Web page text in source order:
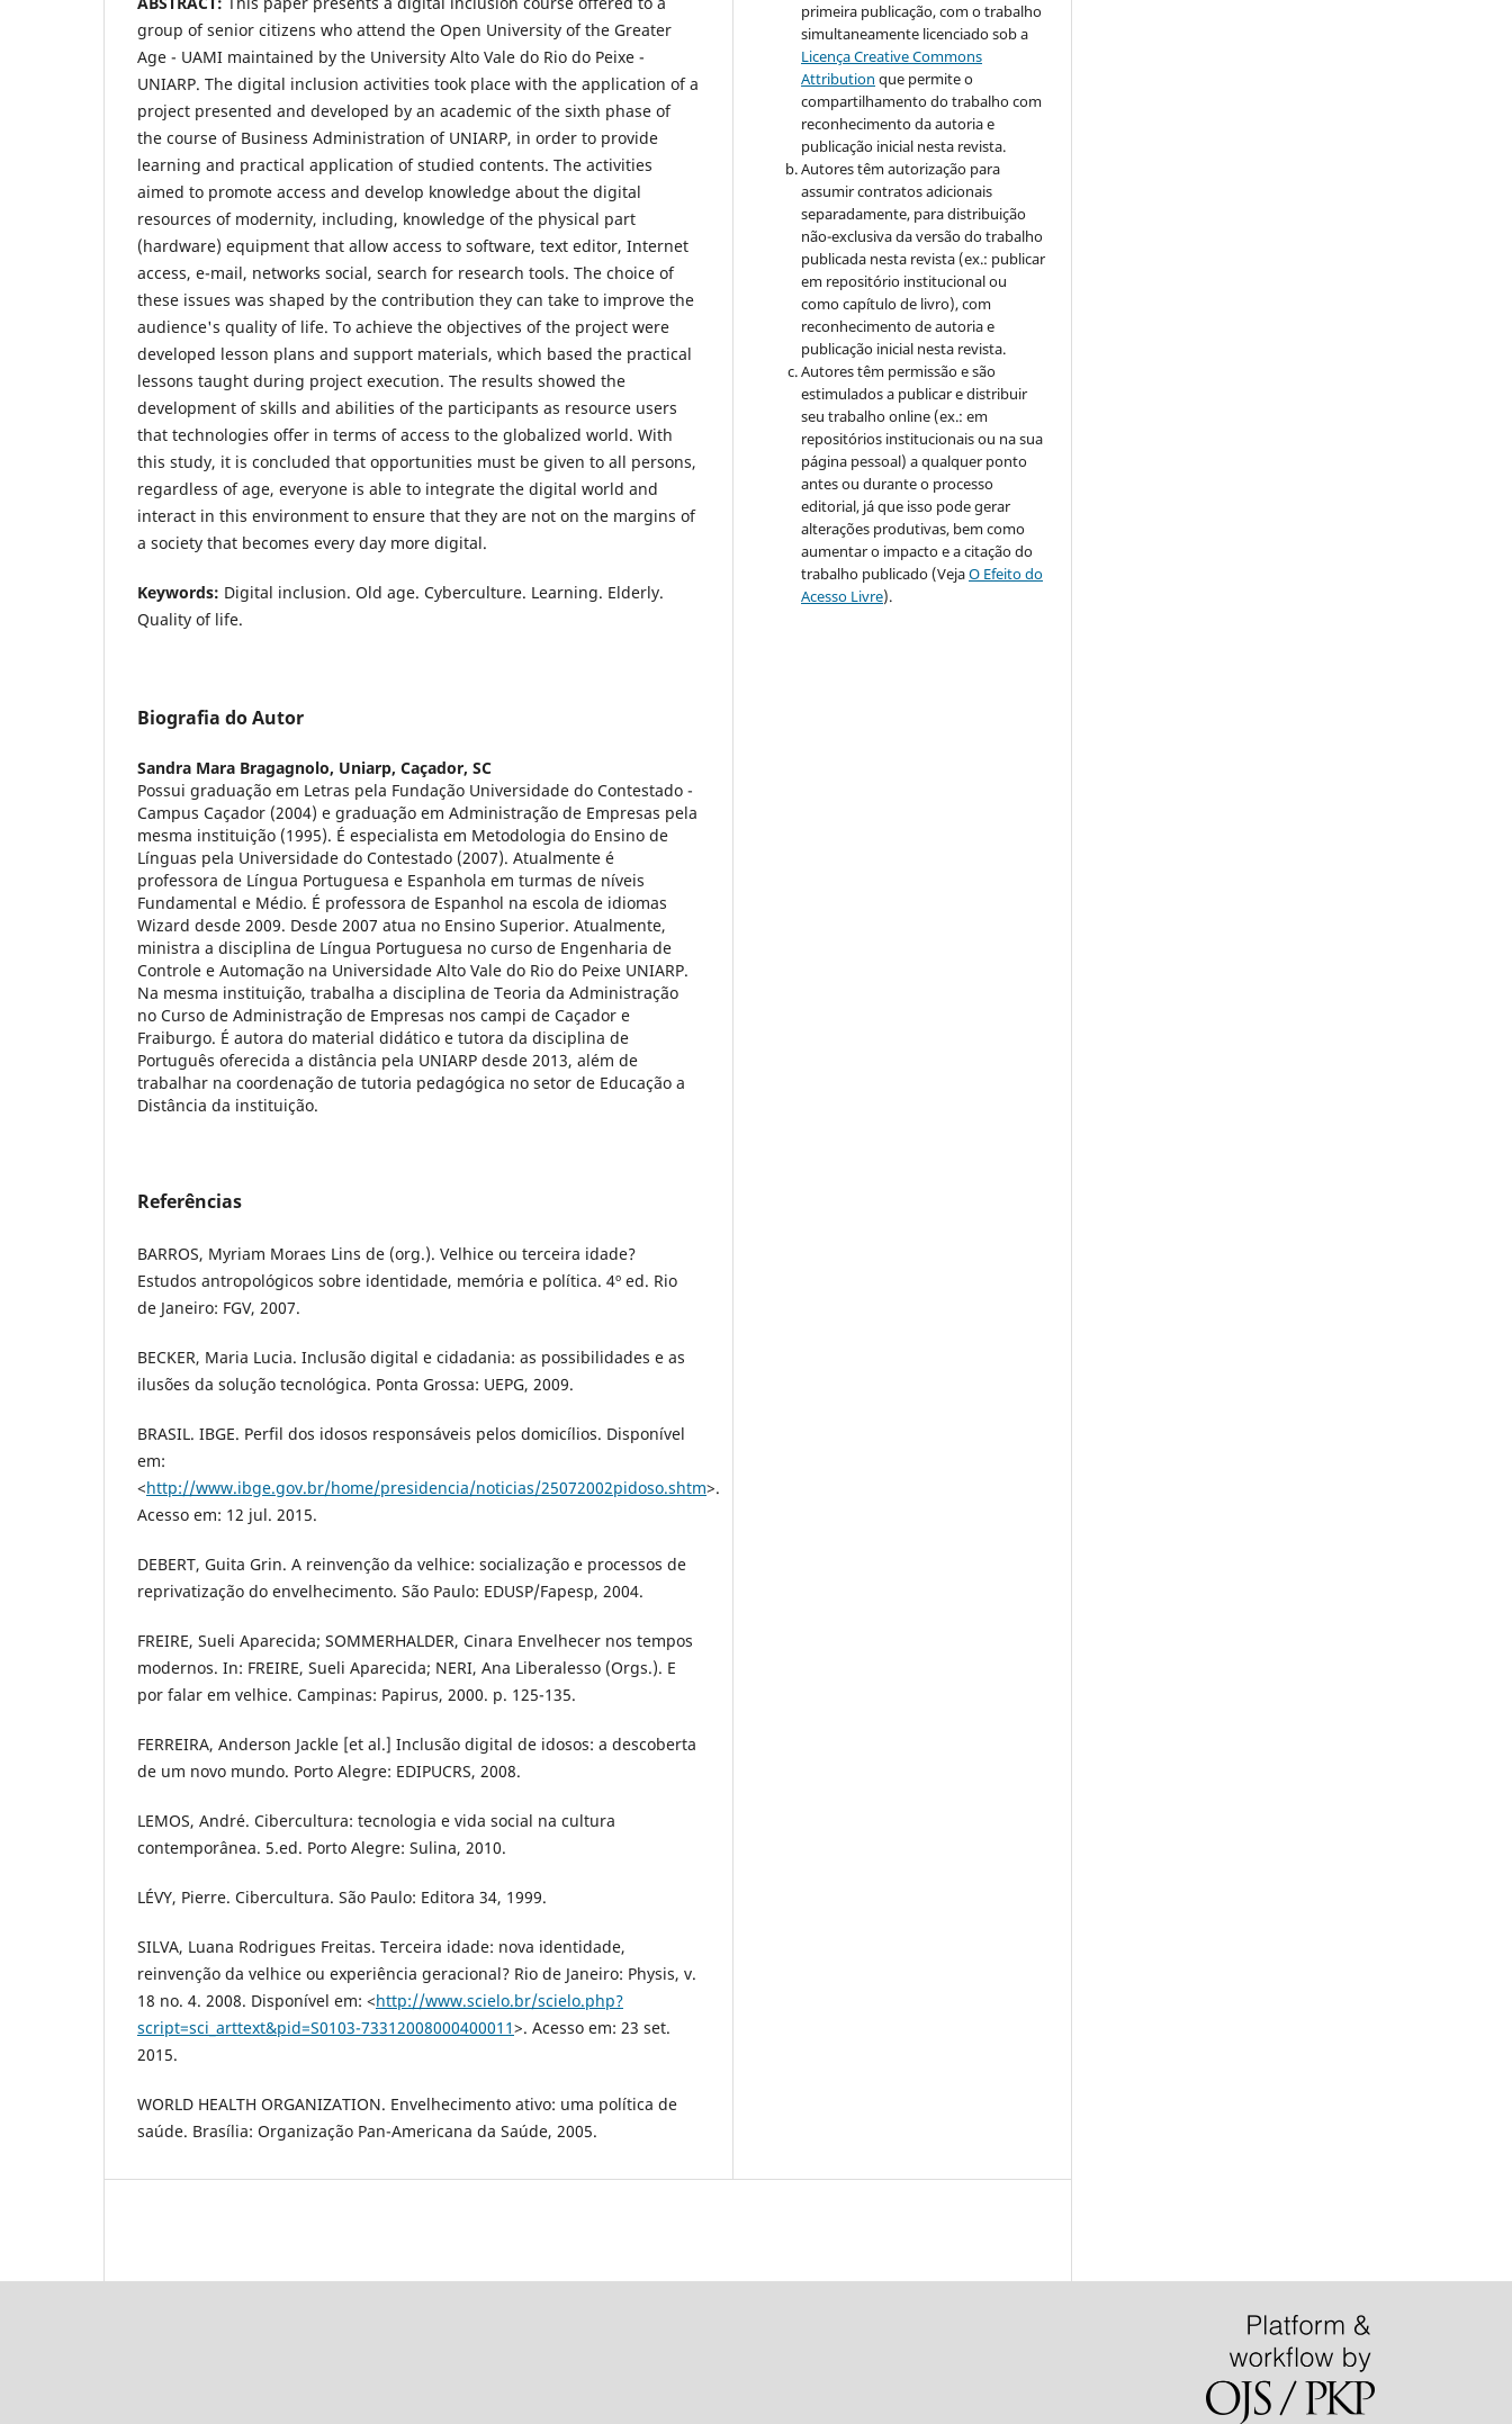
group of senior citizens who attend the Open University of the Greater
Age - UAMI maintained by the University Alto Vale do Rio do Peixe -
UNIARP. The digital inclusion activities took place with the application of a
project presented and developed by an academic of the sixth phase of
the course of Business Administration of UNIARP, in order to provide
learning and practical application of studied contents. The activities
aimed to promote access and develop knowledge about the digital
resources of modernity, including, knowledge of the physical part
(hardware) equipment that allow access to software, text editor, Internet
access, e-mail, networks social, search for research tools. The choice of
these issues was shaped by the contribution they can take to improve the
audience's quality of life. To achieve the objectives of the project were
developed lesson plans and support materials, which based the practical
lessons taught during project execution. The results showed the
development of skills and abilities of the participants as resource users
that technologies offer in terms of access to the globalized world. With
this study, it is concluded that opportunities must be given to all persons,
regardless of age, everyone is able to integrate the digital world and
interact in this environment to ensure that they are not on the margins of
a society that becomes every day more digital.
Keywords: Digital inclusion. Old age. Cyberculture. Learning. Elderly.
Quality of life.
Biografia do Autor
Sandra Mara Bragagnolo, Uniarp, Caçador, SC
Possui graduação em Letras pela Fundação Universidade do Contestado -
Campus Caçador (2004) e graduação em Administração de Empresas pela
mesma instituição (1995). É especialista em Metodologia do Ensino de
Línguas pela Universidade do Contestado (2007). Atualmente é
professora de Língua Portuguesa e Espanhola em turmas de níveis
Fundamental e Médio. É professora de Espanhol na escola de idiomas
Wizard desde 2009. Desde 2007 atua no Ensino Superior. Atualmente,
ministra a disciplina de Língua Portuguesa no curso de Engenharia de
Controle e Automação na Universidade Alto Vale do Rio do Peixe UNIARP.
Na mesma instituição, trabalha a disciplina de Teoria da Administração
no Curso de Administração de Empresas nos campi de Caçador e
Fraiburgo. É autora do material didático e tutora da disciplina de
Português oferecida a distância pela UNIARP desde 2013, além de
trabalhar na coordenação de tutoria pedagógica no setor de Educação a
Distância da instituição.
Referências
BARROS, Myriam Moraes Lins de (org.). Velhice ou terceira idade?
Estudos antropológicos sobre identidade, memória e política. 4º ed. Rio
de Janeiro: FGV, 2007.
BECKER, Maria Lucia. Inclusão digital e cidadania: as possibilidades e as
ilusões da solução tecnológica. Ponta Grossa: UEPG, 2009.
BRASIL. IBGE. Perfil dos idosos responsáveis pelos domicílios. Disponível
em:
<http://www.ibge.gov.br/home/presidencia/noticias/25072002pidoso.shtm>.
Acesso em: 12 jul. 2015.
DEBERT, Guita Grin. A reinvenção da velhice: socialização e processos de
reprivatização do envelhecimento. São Paulo: EDUSP/Fapesp, 2004.
FREIRE, Sueli Aparecida; SOMMERHALDER, Cinara Envelhecer nos tempos
modernos. In: FREIRE, Sueli Aparecida; NERI, Ana Liberalesso (Orgs.). E
por falar em velhice. Campinas: Papirus, 2000. p. 125-135.
FERREIRA, Anderson Jackle [et al.] Inclusão digital de idosos: a descoberta
de um novo mundo. Porto Alegre: EDIPUCRS, 2008.
LEMOS, André. Cibercultura: tecnologia e vida social na cultura
contemporânea. 5.ed. Porto Alegre: Sulina, 2010.
LÉVY, Pierre. Cibercultura. São Paulo: Editora 34, 1999.
SILVA, Luana Rodrigues Freitas. Terceira idade: nova identidade,
reinvenção da velhice ou experiência geracional? Rio de Janeiro: Physis, v.
18 no. 4. 2008. Disponível em: <http://www.scielo.br/scielo.php?
script=sci_arttext&pid=S0103-73312008000400011>. Acesso em: 23 set.
2015.
WORLD HEALTH ORGANIZATION. Envelhecimento ativo: uma política de
saúde. Brasília: Organização Pan-Americana da Saúde, 2005.
primeira publicação, com o trabalho
simultaneamente licenciado sob a
Licença Creative Commons
Attribution que permite o
compartilhamento do trabalho com
reconhecimento da autoria e
publicação inicial nesta revista.
Autores têm autorização para
assumir contratos adicionais
separadamente, para distribuição
não-exclusiva da versão do trabalho
publicada nesta revista (ex.: publicar
em repositório institucional ou
como capítulo de livro), com
reconhecimento de autoria e
publicação inicial nesta revista.
Autores têm permissão e são
estimulados a publicar e distribuir
seu trabalho online (ex.: em
repositórios institucionais ou na sua
página pessoal) a qualquer ponto
antes ou durante o processo
editorial, já que isso pode gerar
alterações produtivas, bem como
aumentar o impacto e a citação do
trabalho publicado (VejaO Efeito do
Acesso Livre).